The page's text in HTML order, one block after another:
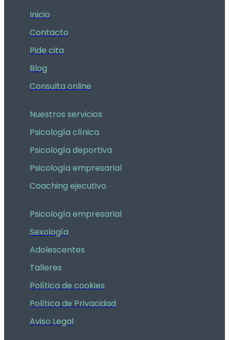
Inicio
Contacto
Pide cita
Blog
Consulta online
Nuestros servicios
Psicología clínica
Psicología deportiva
Psicología empresarial
Coaching ejecutivo
Psicología empresarial
Sexología
Adolescentes
Talleres
Política de cookies
Política de Privacidad
Aviso Legal